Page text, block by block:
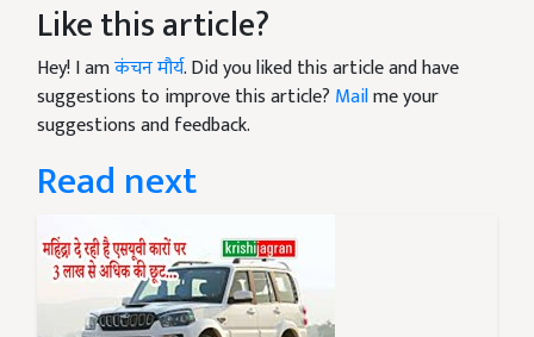
Like this article?
Hey! I amकंचन मौर्य. Did you liked this article and have
suggestions to improve this article? Mailme your
suggestions and feedback.
Read next